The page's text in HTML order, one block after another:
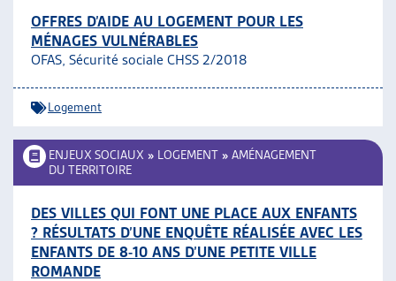
OFFRES D’AIDE AU LOGEMENT POUR LES
MÉNAGES VULNÉRABLES
OFAS, Sécurité sociale CHSS 2/2018
Logement
ENJEUX SOCIAUX » LOGEMENT » AMÉNAGEMENT
DU TERRITOIRE
DES VILLES QUI FONT UNE PLACE AUX ENFANTS
? RÉSULTATS D’UNE ENQUÊTE RÉALISÉE AVEC LES
ENFANTS DE 8-10 ANS D’UNE PETITE VILLE
ROMANDE